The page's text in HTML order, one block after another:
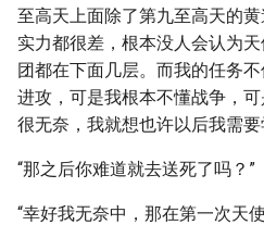
至高天上面除了第九至高天的
实力都很差，根本没人会认为
团都在下面几层。而我的任务
进攻，可是我根本不懂战争，
很无奈，我就想也许以后我需
“那之后你难道就去送死了吗？”
“幸好我无奈中，那在第一次天